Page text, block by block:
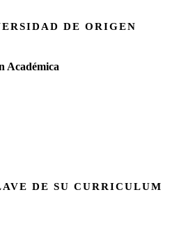
DE ORIGEN
Académica
DE SU CURRICULUM